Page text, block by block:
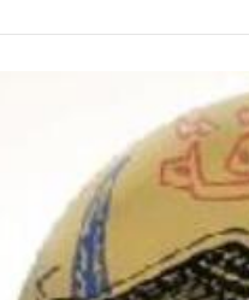
للصحفيين العرب يدين
نتج عنها اغتيال خمسة
للصحفيين العرب يدين
إغتيال الاحتلال
للصحفيين الفسطينيين فى